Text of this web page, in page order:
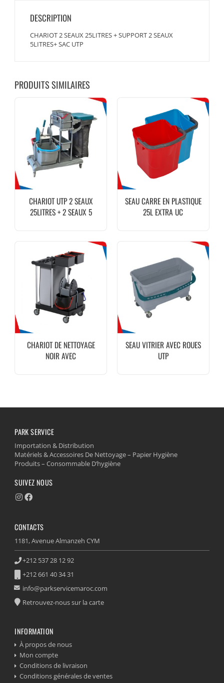
DESCRIPTION
CHARIOT 2 SEAUX 25LITRES + SUPPORT 2 SEAUX
5LITRES+ SAC UTP
PRODUITS SIMILAIRES
CHARIOT UTP 2 SEAUX
25LITRES + 2 SEAUX 5
SEAU CARRE EN PLASTIQUE
25L EXTRA UC
CHARIOT DE NETTOYAGE
NOIR AVEC
SEAU VITRIER AVEC ROUES
UTP
PARK SERVICE
Importation & Distribution
Matériels & Accessoires De Nettoyage – Papier Hygiène
Produits – Consommable D’hygiène
SUIVEZ NOUS
CONTACTS
1181, Avenue Almanzeh CYM
+212 537 28 12 92
+212 661 40 34 31
info@parkservicemaroc.com
Retrouvez-nous sur la carte
INFORMATION
À propos de nous
Mon compte
Conditions de livraison
Conditions générales de ventes